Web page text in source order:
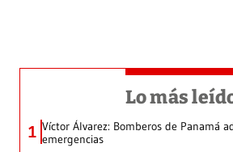
Lo más
1 Víctor Álvarez: Bomberos de Panamá
emergencias